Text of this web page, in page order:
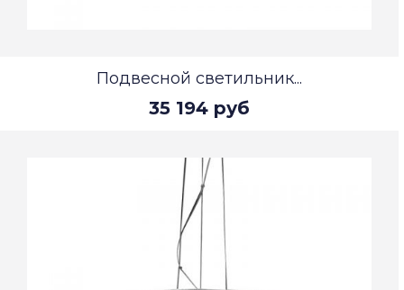
Подвесной светильник...
35 194 руб